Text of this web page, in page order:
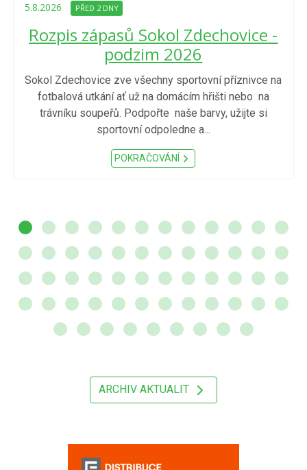
5.8.2026 PŘED 2 DNY
Rozpis zápasů Sokol Zdechovice -
podzim 2026
Sokol Zdechovice zve všechny sportovní příznivce na
fotbalová utkání ať už na domácím hřišti nebo na
trávníku soupeřů. Podpořte naše barvy, užijte si
sportovní odpoledne a...
POKRAČOVÁNÍ
ARCHIV AKTUALIT